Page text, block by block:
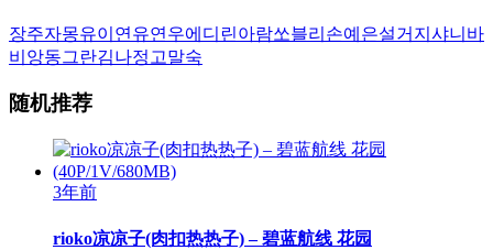
장주자몽유이 연유연우에디린아람쏘블리 손예은설거지 샤니 바
비앙동그란김나정 고말숙
随机推荐
3年前
rioko凉凉子(肉扣热热子) – 碧蓝航线 花园